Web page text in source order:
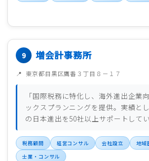
増会計事務所
東京都目黒区鷹番３丁目８－１７
「国際税務に特化し、海外進出企業
ックスプランニングを提供。実績と
の日本進出を50社以上サポートしてい
税務顧問 経営コンサル 会社設立
地域
士業・コンサル